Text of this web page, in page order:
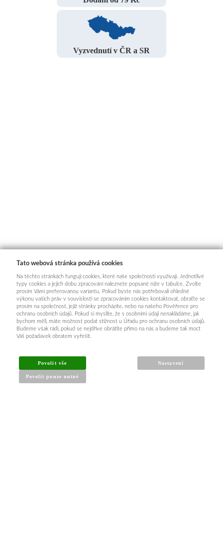
Vyzvednutí v ČR a SR
INFORMACE PRO KUPUJÍCÍ
Obchodní podmínky
Tato webová stránka používá cookies
Na těchto stránkách fungují cookies, které naše společnosti využívají. Jednotlivé
typy cookies a jejich dobu zpracování naleznete popsané níže v tabulce. Zvolte
prosím Vámi preferovanou variantu. Pokud byste nás potřebovali ohledně
výkonu vašich práv v souvislosti se zpracováním cookies kontaktovat, obraťte se
prosím na společnost, jejíž stránky procházíte, nebo na našeho Pověřence pro
ochranu osobních údajů. Pokud si myslíte, že s osobními údaji nenakládáme, jak
bychom měli, máte možnost podat stížnost u Úřadu pro ochranu osobních údajů.
Budeme však rádi, pokud se nejdříve obrátíte přímo na nás a budeme tak moct
Váš požadavek obratem vyřešit.
Povolit vše
Povolit pouze nutné
Nastavení